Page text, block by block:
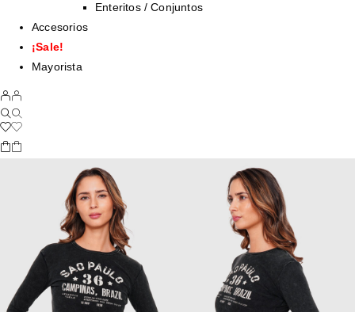
Enteritos / Conjuntos
Accesorios
¡Sale!
Mayorista